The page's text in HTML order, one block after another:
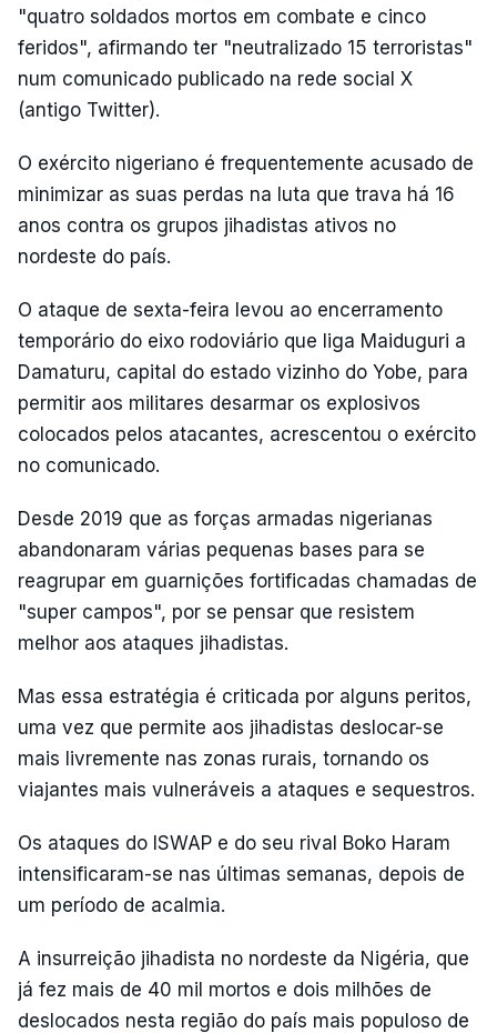
"quatro soldados mortos em combate e cinco
feridos", afirmando ter "neutralizado 15 terroristas"
num comunicado publicado na rede social X
(antigo Twitter).
O exército nigeriano é frequentemente acusado de
minimizar as suas perdas na luta que trava há 16
anos contra os grupos jihadistas ativos no
nordeste do país.
O ataque de sexta-feira levou ao encerramento
temporário do eixo rodoviário que liga Maiduguri a
Damaturu, capital do estado vizinho do Yobe, para
permitir aos militares desarmar os explosivos
colocados pelos atacantes, acrescentou o exército
no comunicado.
Desde 2019 que as forças armadas nigerianas
abandonaram várias pequenas bases para se
reagrupar em guarnições fortificadas chamadas de
"super campos", por se pensar que resistem
melhor aos ataques jihadistas.
Mas essa estratégia é criticada por alguns peritos,
uma vez que permite aos jihadistas deslocar-se
mais livremente nas zonas rurais, tornando os
viajantes mais vulneráveis a ataques e sequestros.
Os ataques do ISWAP e do seu rival Boko Haram
intensificaram-se nas últimas semanas, depois de
um período de acalmia.
A insurreição jihadista no nordeste da Nigéria, que
já fez mais de 40 mil mortos e dois milhões de
deslocados nesta região do país mais populoso de